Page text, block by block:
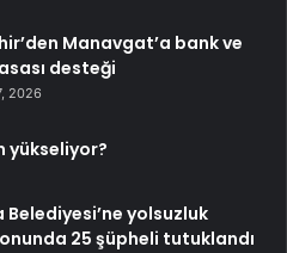
Manavgat’a bank ve
desteği
2026
yükseliyor?
Belediyesi’ne yolsuzluk
25 şüpheli tutuklandı